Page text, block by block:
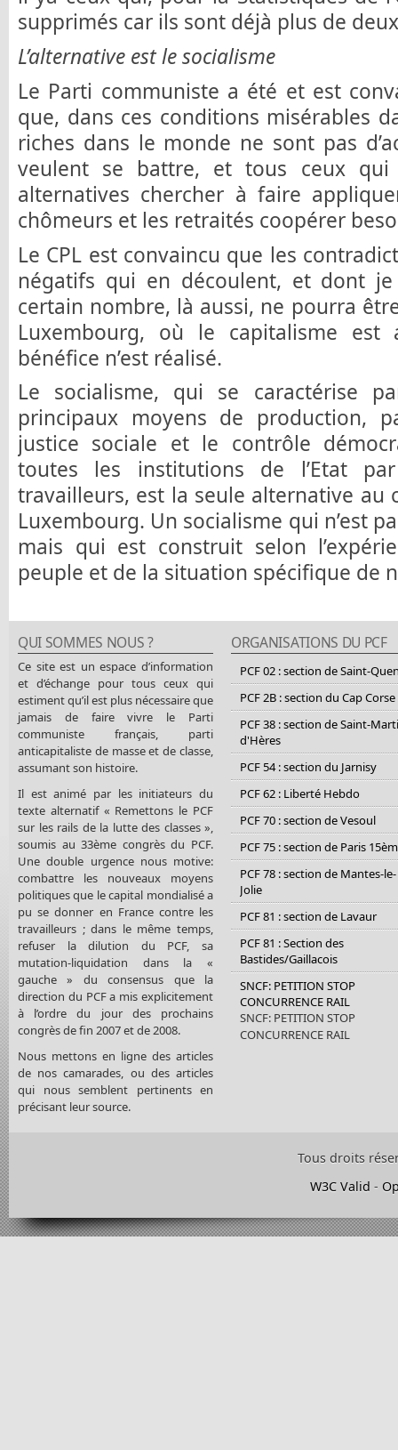
supprimés car ils sont déjà plus de
L’alternative est le socialisme
Le Parti communiste a été et est
que, dans ces conditions misérables
riches dans le monde ne sont pas
veulent se battre, et tous ceux qui
alternatives chercher à faire
chômeurs et les retraités coopérer
Le CPL est convaincu que les
négatifs qui en découlent, et dont je
certain nombre, là aussi, ne pourra
Luxembourg, où le capitalisme
bénéfice n’est réalisé.
Le socialisme, qui se caractérise
principaux moyens de production,
justice sociale et le contrôle
toutes les institutions de l’Etat
travailleurs, est la seule alternative au
Luxembourg. Un socialisme qui n’est
mais qui est construit selon
peuple et de la situation spécifique de
QUI SOMMES NOUS ?
Ce site est un espace d’information
et d’échange pour tous ceux qui
estiment qu’il est plus nécessaire que
jamais de faire vivre le Parti
communiste français, parti
anticapitaliste de masse et de classe,
assumant son histoire.
Il est animé par les initiateurs du
texte alternatif « Remettons le PCF
sur les rails de la lutte des classes »,
soumis au 33ème congrès du PCF.
Une double urgence nous motive:
combattre les nouveaux moyens
politiques que le capital mondialisé a
pu se donner en France contre les
travailleurs ; dans le même temps,
refuser la dilution du PCF, sa
mutation-liquidation dans la «
gauche » du consensus que la
direction du PCF a mis explicitement
à l’ordre du jour des prochains
congrès de fin 2007 et de 2008.
Nous mettons en ligne des articles
de nos camarades, ou des articles
qui nous semblent pertinents en
précisant leur source.
ORGANISATIONS DU PCF
PCF 02 : section de Saint-
PCF 2B : section du Cap Corse
PCF 38 : section de Saint-
d'Hères
PCF 54 : section du Jarnisy
PCF 62 : Liberté Hebdo
PCF 70 : section de Vesoul
PCF 75 : section de Paris
PCF 78 : section de Mantes-le-
Jolie
PCF 81 : section de Lavaur
PCF 81 : Section des
Bastides/Gaillacois
SNCF: PETITION STOP
CONCURRENCE RAIL
SNCF: PETITION STOP
CONCURRENCE RAIL
Tous droits
W3C Valid -